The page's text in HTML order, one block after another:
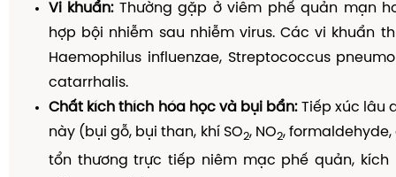
Vi khuẩn:Thường gặp ở viêm phế quản mạn
hợp bội nhiễm sau nhiễm virus. Các vi khuẩn
Haemophilus influenzae, Streptococcus
catarrhalis.
Chất kích thích hóa học và bụi bẩn:Tiếp xúc lâu
này (bụi gỗ, bụi than, khí SO2, NO2,
tổn thương trực tiếp niêm mạc phế quản, kích